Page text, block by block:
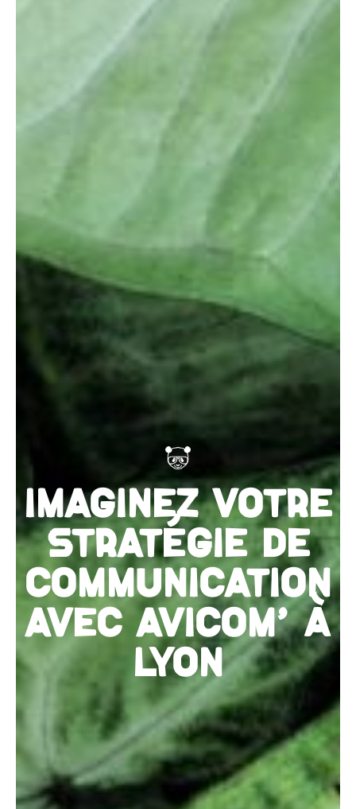
IMAGINEZ VOTRE
STRATÉGIE DE
COMMUNICATION
AVEC AVICOM' À
LYON